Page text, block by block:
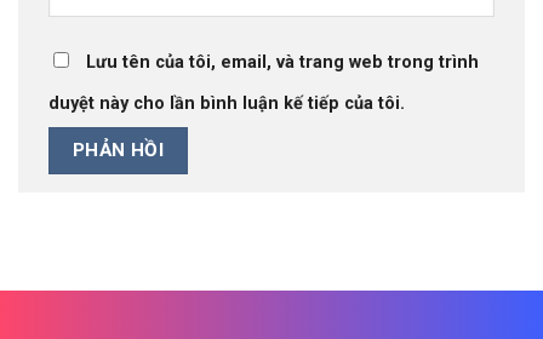
Lưu tên của tôi, email, và trang web trong trình
duyệt này cho lần bình luận kế tiếp của tôi.